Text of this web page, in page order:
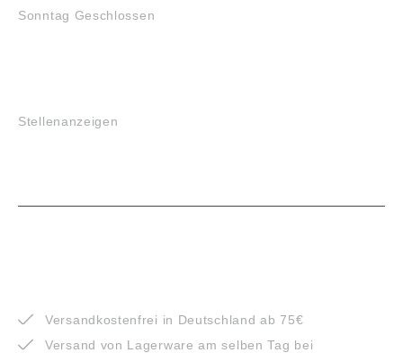
Sonntag Geschlossen
Stellenanzeigen
Versandkostenfrei in Deutschland ab 75€
Versand von Lagerware am selben Tag bei